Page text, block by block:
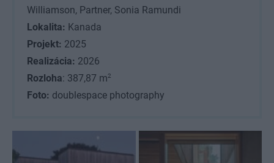
Williamson, Partner, Sonia Ramundi
Lokalita: Kanada
Projekt: 2025
Realizácia: 2026
Rozloha: 387,87 m2
Foto: doublespace photography